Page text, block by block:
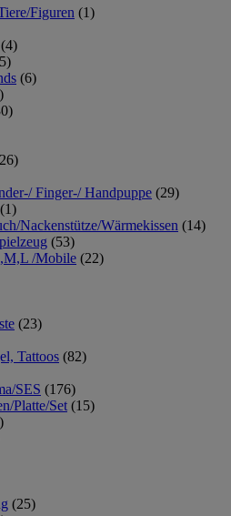
Figuren (1)
(4)
(6)
Finger-/ Handpuppe (29)
(1)
Nackenstütze/Wärmekissen (14)
(53)
/Mobile (22)
(23)
Tattoos (82)
SES (176)
Platte/Set (15)
(25)